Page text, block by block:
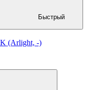
Быстрый
(Arlight, -)